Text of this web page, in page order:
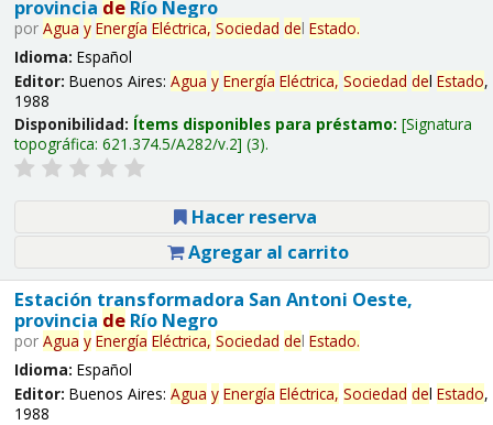
provincia deRío Negro
por Agua y Energía Eléctrica, Sociedad del Estado.
Idioma: Español
Editor: Buenos Aires: Agua y Energía Eléctrica, Sociedad del Estado,
1988
Disponibilidad: Ítems disponibles para préstamo: Signatura
topográfica: 621.374.5/A282/v.2 (3).
Hacer reserva
Agregar al carrito
Estación transformadora San Antoni Oeste,
provincia deRío Negro
por Agua y Energía Eléctrica, Sociedad del Estado.
Idioma: Español
Editor: Buenos Aires: Agua y Energía Eléctrica, Sociedad del Estado,
1988